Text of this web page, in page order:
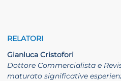
RELATORI
Gianluca Cristofori
Dottore Commercialista e
maturato significative